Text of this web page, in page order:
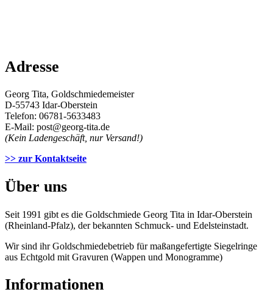
Adresse
Georg Tita, Goldschmiedemeister
D-55743 Idar-Oberstein
Telefon: 06781-5633483
E-Mail: post@georg-tita.de
(Kein Ladengeschäft, nur Versand!)
>> zur Kontaktseite
Über uns
Seit 1991 gibt es die Goldschmiede Georg Tita in Idar-Oberstein
(Rheinland-Pfalz), der bekannten Schmuck- und Edelsteinstadt.
Wir sind ihr Goldschmiedebetrieb für maßangefertigte Siegelringe
aus Echtgold mit Gravuren (Wappen und Monogramme)
Informationen